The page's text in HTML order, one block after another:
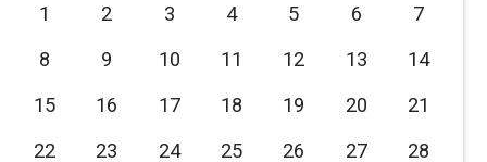
Март
Апрель
2024
2023
1 2 3 4 5 6
7
8
9 10 11 12 13
14
15
16 17 18 19 20
21
22
23 24 25 26 27
28